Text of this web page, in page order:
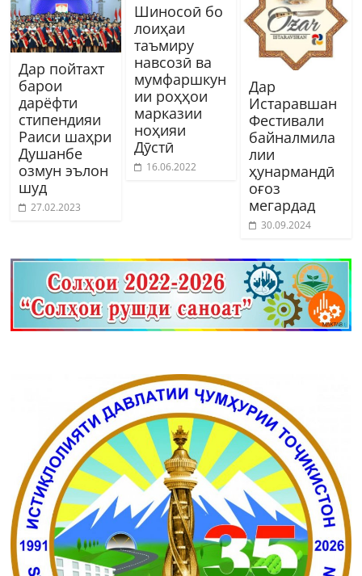
Дар пойтахт
барои
дарёфти
стипендияи
Раиси шаҳри
Душанбе
озмун эълон
шуд
27.02.2023
Шиносоӣ бо
лоиҳаи
таъмиру
навсозӣ ва
мумфаршкун
ии роҳҳои
марказии
ноҳияи
Дӯстӣ
16.06.2022
Дар
Истаравшан
Фестивали
байналмила
лии
ҳунармандӣ
оғоз
мегардад
30.09.2024